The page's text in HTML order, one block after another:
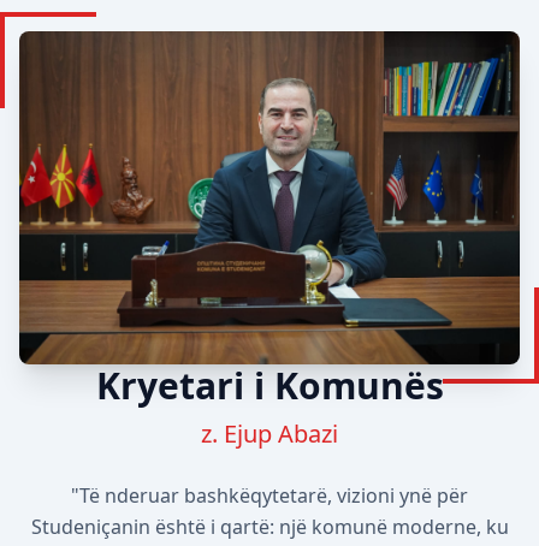
Kryetari i Komunës
z. Ejup Abazi
"Të nderuar bashkëqytetarë, vizioni ynë për
Studeniçanin është i qartë: një komunë moderne, ku